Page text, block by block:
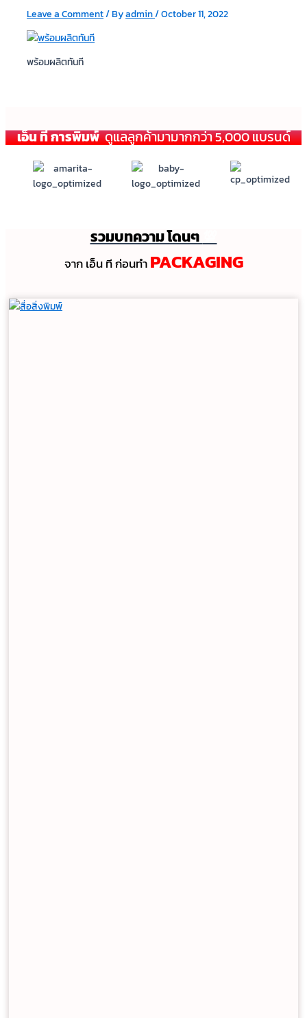
Leave a Comment/ Byadmin/October 11, 2022
พร้อมผลิตทันที
เอ็น ที การพิมพ์ดูแลลูกค้ามามากกว่า 5,000 แบรนด์
รวมบทความ โดนๆ
จาก เอ็น ที ก่อนทํา PACKAGING